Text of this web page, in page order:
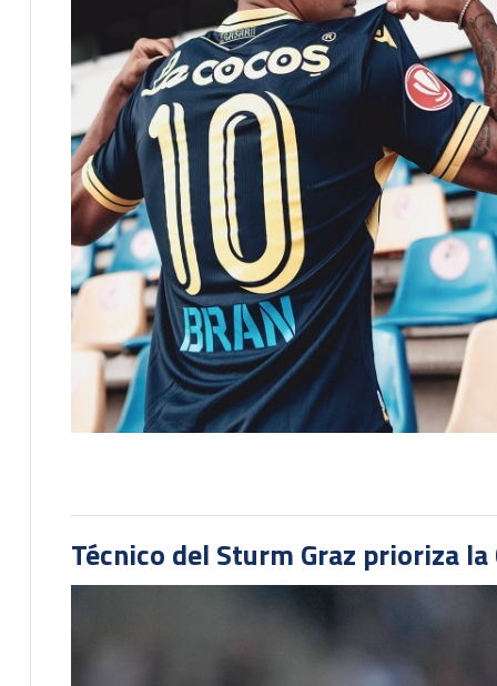
Técnico del Sturm Graz prioriza